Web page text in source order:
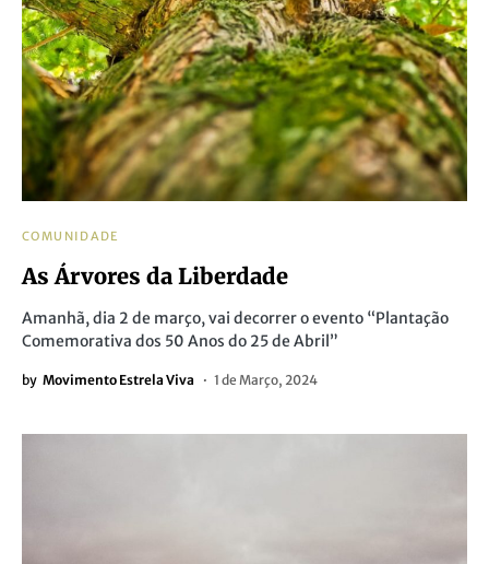
COMUNIDADE
As Árvores da Liberdade
Amanhã, dia 2 de março, vai decorrer o evento “Plantação
Comemorativa dos 50 Anos do 25 de Abril”
by Movimento Estrela Viva 1 de Março, 2024